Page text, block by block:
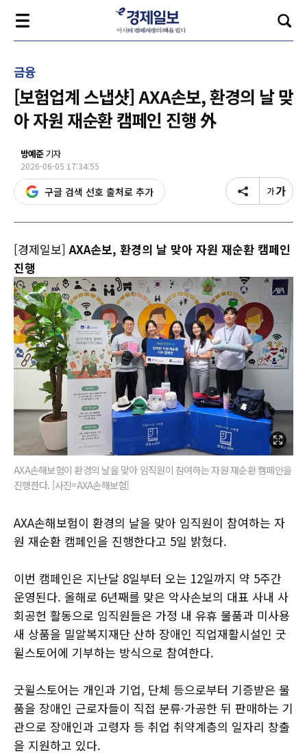
금융
[보험업계 스냅샷] AXA손보, 환경의 날 맞
아 자원 재순환 캠페인 진행 外
방예준기자
2026-06-05 17:34:55
구글 검색 선호 출처로 추가
[경제일보] AXA손보, 환경의 날 맞아 자원 재순환 캠페인
진행
AXA손해보험이 환경의 날을 맞아 임직원이 참여하는 자원 재순환 캠페인을
진행한다. [사진=AXA손해보험]
AXA손해보험이 환경의 날을 맞아 임직원이 참여하는 자
원 재순환 캠페인을 진행한다고 5일 밝혔다.
이번 캠페인은 지난달 8일부터 오는 12일까지 약 5주간
운영된다. 올해로 6년째를 맞은 악사손보의 대표 사내 사
회공헌 활동으로 임직원들은 가정 내 유휴 물품과 미사용
새 상품을 밀알복지재단 산하 장애인 직업재활시설인 굿
윌스토어에 기부하는 방식으로 참여한다.
굿윌스토어는 개인과 기업, 단체 등으로부터 기증받은 물
품을 장애인 근로자들이 직접 분류·가공한 뒤 판매하는 기
관으로 장애인과 고령자 등 취업 취약계층의 일자리 창출
을 지원하고 있다.